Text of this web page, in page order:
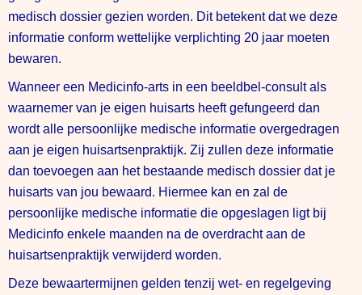
medisch dossier gezien worden. Dit betekent dat we deze
informatie conform wettelijke verplichting 20 jaar moeten
bewaren.
Wanneer een Medicinfo-arts in een beeldbel-consult als
waarnemer van je eigen huisarts heeft gefungeerd dan
wordt alle persoonlijke medische informatie overgedragen
aan je eigen huisartsenpraktijk. Zij zullen deze informatie
dan toevoegen aan het bestaande medisch dossier dat je
huisarts van jou bewaard. Hiermee kan en zal de
persoonlijke medische informatie die opgeslagen ligt bij
Medicinfo enkele maanden na de overdracht aan de
huisartsenpraktijk verwijderd worden.
Deze bewaartermijnen gelden tenzij wet- en regelgeving